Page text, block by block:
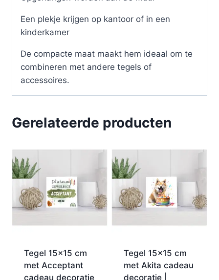
Een plekje krijgen op kantoor of in een
kinderkamer
De compacte maat maakt hem ideaal om te
combineren met andere tegels of
accessoires.
Gerelateerde producten
Tegel 15×15 cm
met Acceptant
cadeau decoratie
Tegel 15×15 cm
met Akita cadeau
decoratie |